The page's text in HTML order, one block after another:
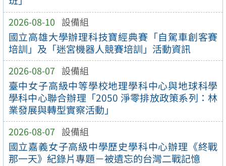
2026-08-10 設備組
國立高雄大學辦理科技寶經典賽「自駕車創客賽
培訓」及「迷宮機器人競賽培訓」活動資訊
2026-08-07 設備組
臺中女子高級中等學校地理學科中心與地球科學
學科中心聯合辦理「2050 淨零排放政策系列：林
業發展與轉型實察活動」
2026-08-07 設備組
國立嘉義女子高級中學歷史學科中心辦理《終戰
那一天》紀錄片專題－被遺忘的台灣二戰記憶